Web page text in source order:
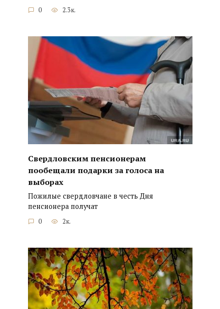
0 2.3к.
Свердловским пенсионерам
пообещали подарки за голоса на
выборах
Пожилые свердловчане в честь Дня
пенсионера получат
0 2к.